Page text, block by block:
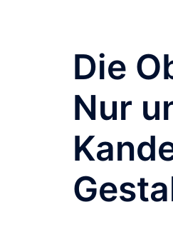
Die
Nur